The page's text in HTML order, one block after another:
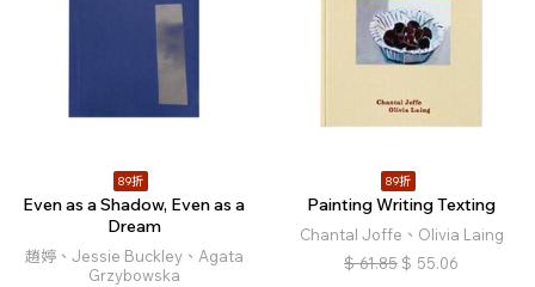
89折
Even as a Shadow, Even as a
Dream
趙婷、Jessie Buckley、Agata
Grzybowska
89折
Painting Writing Texting
Chantal Joffe、Olivia Laing
$ 61.85 $ 55.06